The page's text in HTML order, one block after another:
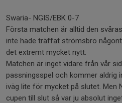
Swaria- NGIS/EBK 0-7
Första matchen är alltid den
inte hade träffat strömsbro
det extremt mycket nytt.
Matchen är inget vidare från vår
passningsspel och kommer aldrig
iväg lite för mycket på slutet. Men
cupen till slut så var ju absolut